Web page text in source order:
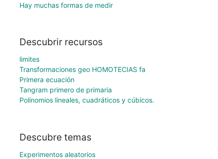
Hay muchas formas de medir
Descubrir recursos
limites
Transformaciones geo HOMOTECIAS fa
Primera ecuación
Tangram primero de primaria
Polinomios lineales, cuadráticos y cúbicos.
Descubre temas
Experimentos aleatorios